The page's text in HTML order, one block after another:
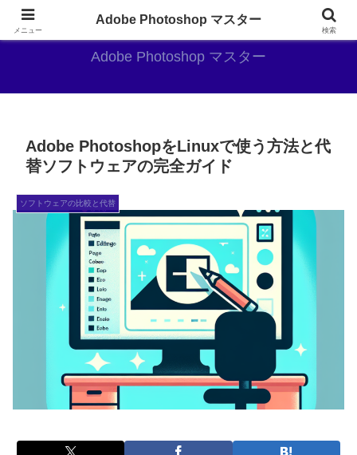
AdobePhotoshopがやっぱり最強
Adobe Photoshop マスター
Adobe PhotoshopをLinuxで使う方法と代
替ソフトウェアの完全ガイド
ソフトウェアの比較と代替
メニュー
Adobe Photoshop マスター
検索